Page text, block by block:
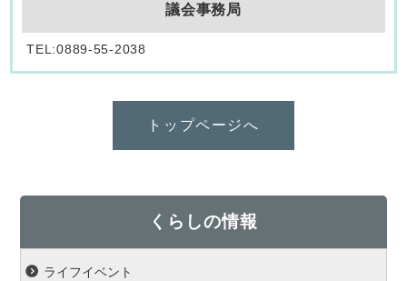
議会事務局
TEL:0889-55-2038
トップページへ
くらしの情報
ライフイベント